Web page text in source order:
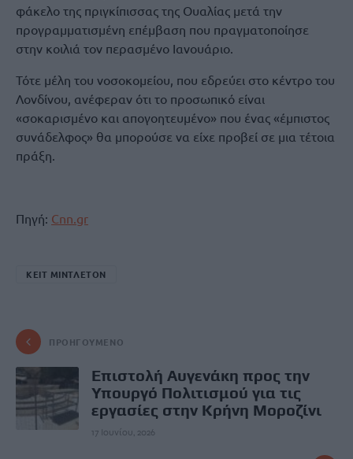
φάκελο της πριγκίπισσας της Ουαλίας μετά την
προγραμματισμένη επέμβαση που πραγματοποίησε
στην κοιλιά τον περασμένο Ιανουάριο.
Τότε μέλη του νοσοκομείου, που εδρεύει στο κέντρο του
Λονδίνου, ανέφεραν ότι το προσωπικό είναι
«σοκαρισμένο και απογοητευμένο» που ένας «έμπιστος
συνάδελφος» θα μπορούσε να είχε προβεί σε μια τέτοια
πράξη.
Πηγή: Cnn.gr
ΚΕΙΤ ΜΙΝΤΛΕΤΟΝ
ΠΡΟΗΓΟΎΜΕΝΟ
Επιστολή Αυγενάκη προς την
Υπουργό Πολιτισμού για τις
εργασίες στην Κρήνη Μοροζίνι
17 Ιουνίου, 2026